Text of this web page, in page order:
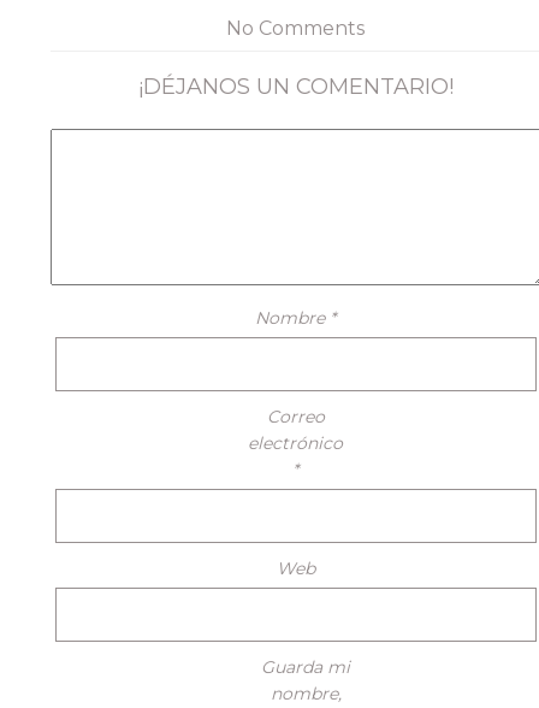
No Comments
¡DÉJANOS UN COMENTARIO!
Nombre *
Correo
electrónico
*
Web
Guarda mi
nombre,